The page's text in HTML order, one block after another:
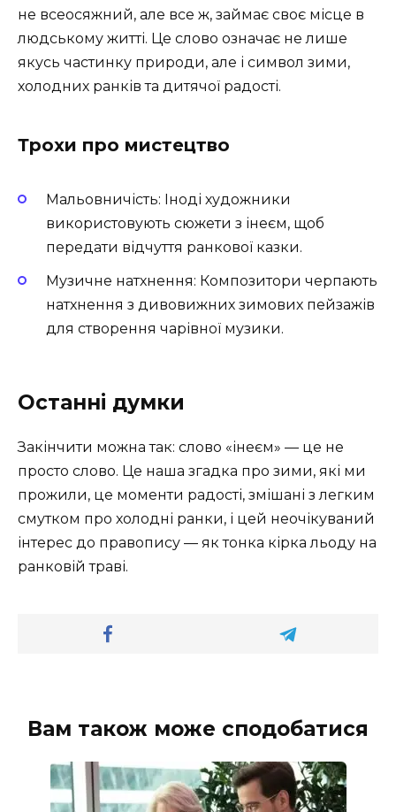
не всеосяжний, але все ж, займає своє місце в
людському житті. Це слово означає не лише
якусь частинку природи, але і символ зими,
холодних ранків та дитячої радості.
Трохи про мистецтво
Мальовничість: Іноді художники
використовують сюжети з інеєм, щоб
передати відчуття ранкової казки.
Музичне натхнення: Композитори черпають
натхнення з дивовижних зимових пейзажів
для створення чарівної музики.
Останні думки
Закінчити можна так: слово «інеєм» — це не
просто слово. Це наша згадка про зими, які ми
прожили, це моменти радості, змішані з легким
смутком про холодні ранки, і цей неочікуваний
інтерес до правопису — як тонка кірка льоду на
ранковій траві.
Вам також може сподобатися